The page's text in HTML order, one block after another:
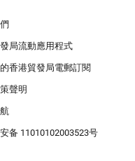
局流動應用程式
香港貿發局電郵訂閱
聲明
备 11010102003523号